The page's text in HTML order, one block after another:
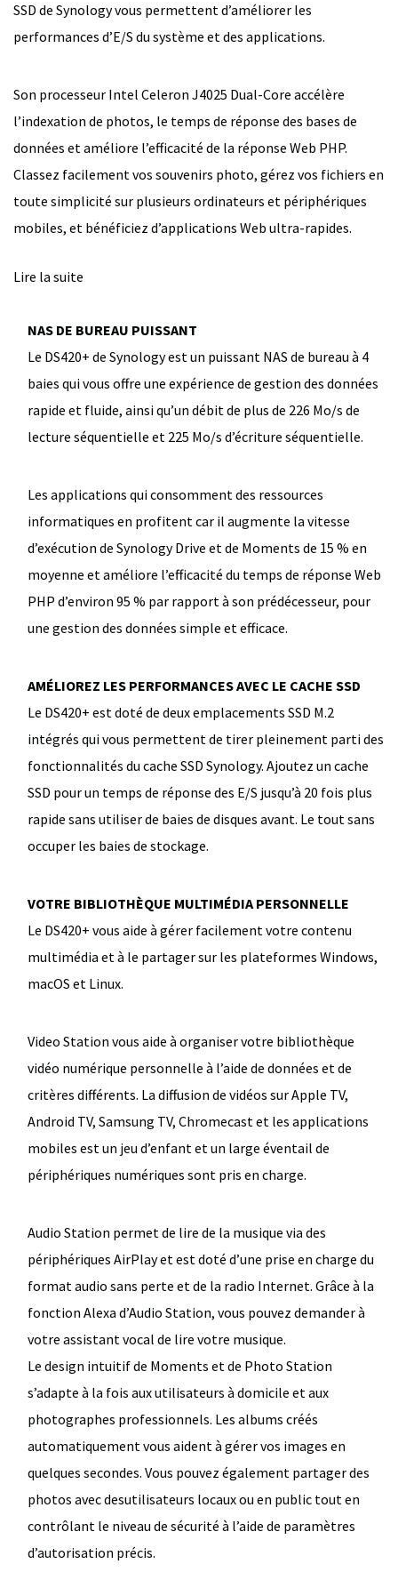
SSD de Synology vous permettent d’améliorer les
performances d’E/S du système et des applications.
Son processeur Intel Celeron J4025 Dual-Core accélère
l’indexation de photos, le temps de réponse des bases de
données et améliore l’efficacité de la réponse Web PHP.
Classez facilement vos souvenirs photo, gérez vos fichiers en
toute simplicité sur plusieurs ordinateurs et périphériques
mobiles, et bénéficiez d’applications Web ultra-rapides.
Lire la suite
NAS DE BUREAU PUISSANT
Le DS420+ de Synology est un puissant NAS de bureau à 4
baies qui vous offre une expérience de gestion des données
rapide et fluide, ainsi qu’un débit de plus de 226 Mo/s de
lecture séquentielle et 225 Mo/s d’écriture séquentielle.
Les applications qui consomment des ressources
informatiques en profitent car il augmente la vitesse
d’exécution de Synology Drive et de Moments de 15 % en
moyenne et améliore l’efficacité du temps de réponse Web
PHP d’environ 95 % par rapport à son prédécesseur, pour
une gestion des données simple et efficace.
AMÉLIOREZ LES PERFORMANCES AVEC LE CACHE SSD
Le DS420+ est doté de deux emplacements SSD M.2
intégrés qui vous permettent de tirer pleinement parti des
fonctionnalités du cache SSD Synology. Ajoutez un cache
SSD pour un temps de réponse des E/S jusqu’à 20 fois plus
rapide sans utiliser de baies de disques avant. Le tout sans
occuper les baies de stockage.
VOTRE BIBLIOTHÈQUE MULTIMÉDIA PERSONNELLE
Le DS420+ vous aide à gérer facilement votre contenu
multimédia et à le partager sur les plateformes Windows,
macOS et Linux.
Video Station vous aide à organiser votre bibliothèque
vidéo numérique personnelle à l’aide de données et de
critères différents. La diffusion de vidéos sur Apple TV,
Android TV, Samsung TV, Chromecast et les applications
mobiles est un jeu d’enfant et un large éventail de
périphériques numériques sont pris en charge.
Audio Station permet de lire de la musique via des
périphériques AirPlay et est doté d’une prise en charge du
format audio sans perte et de la radio Internet. Grâce à la
fonction Alexa d’Audio Station, vous pouvez demander à
votre assistant vocal de lire votre musique.
Le design intuitif de Moments et de Photo Station
s’adapte à la fois aux utilisateurs à domicile et aux
photographes professionnels. Les albums créés
automatiquement vous aident à gérer vos images en
quelques secondes. Vous pouvez également partager des
photos avec desutilisateurs locaux ou en public tout en
contrôlant le niveau de sécurité à l’aide de paramètres
d’autorisation précis.